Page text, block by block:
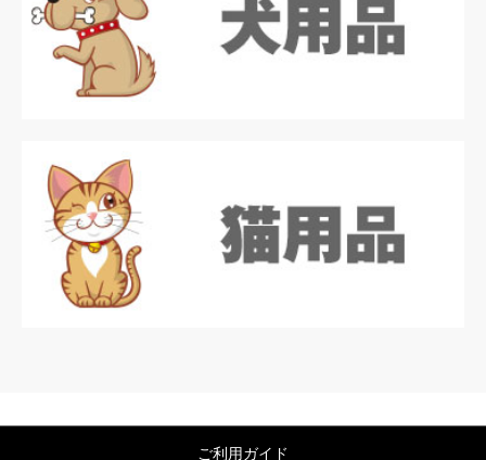
ご利用ガイド